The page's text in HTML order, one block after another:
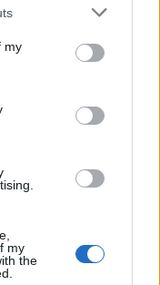
or more Google
You may click to
third-party tags to
in below Google
my
my
the
fordított a
hogy az idő
Szent
az Isten és a lélek
a hit által
és a filozófiai
nem isteni
létező. Ha